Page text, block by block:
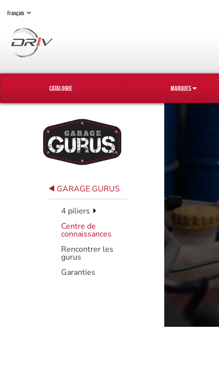
Français
CATALOGUE MARQUES
GARAGE GURUS
4 piliers
Centre de
connaissances
Rencontrer les
gurus
Garanties